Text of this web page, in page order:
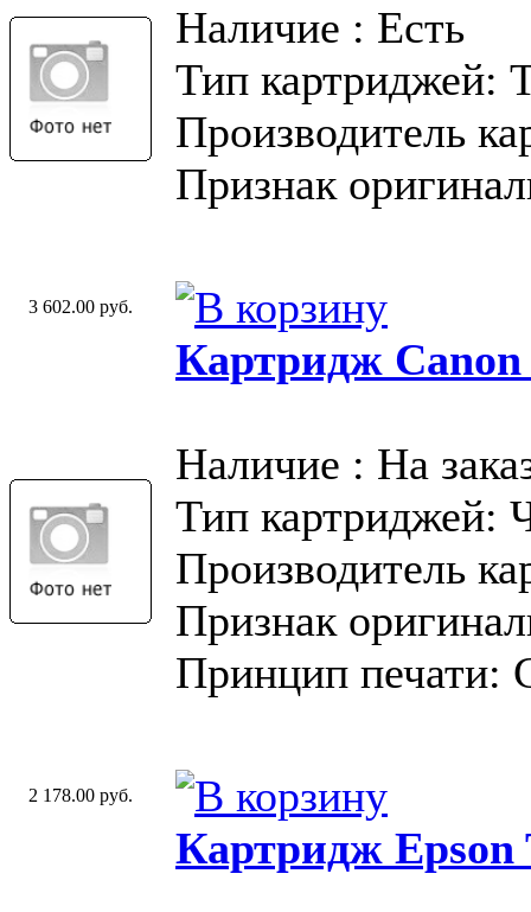
Наличие : Есть
Тип картриджей:
Производитель
Признак
3 602.00 руб.
Картридж Canon
Наличие : На
Тип картриджей:
Производитель
Признак
Принцип печати:
2 178.00 руб.
Картридж Epson